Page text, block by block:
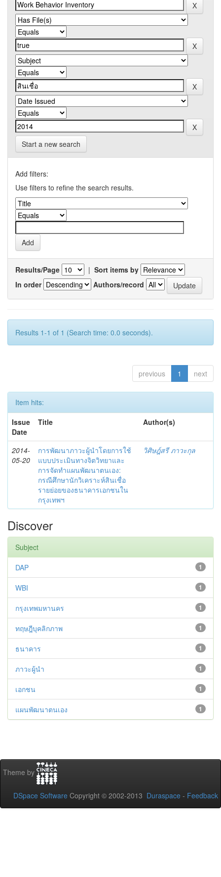
Start a new search
Add filters:
Use filters to refine the search results.
Results/Page | Sort items by
In order
Authors/record
Results 1-1 of 1 (Search time: 0.0 seconds).
previous 1 next
Item hits:
Issue
Date
Title Author(s)
2014-
05-20
การพัฒนาภาวะผู้นำโดยการใช้
แบบประเมินทางจิตวิทยาและ
การจัดทำแผนพัฒนาตนเอง:
กรณีศึกษานักวิเคราะห์สินเชื่อ
รายย่อยของธนาคารเอกชนใน
กรุงเทพฯ
วิศิษฎ์สรี ภาวะกุล
Discover
Subject
1
DAP
1
WBI
1
กรุงเทพมหานคร
1
ทฤษฎีบุคลิกภาพ
1
ธนาคาร
1
ภาวะผู้นำ
1
เอกชน
1
แผนพัฒนาตนเอง
Theme by
DSpace Software Copyright © 2002-2013 Duraspace - Feedback